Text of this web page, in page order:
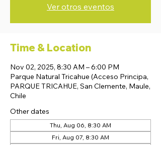
Ver otros eventos
Time & Location
Nov 02, 2025, 8:30 AM – 6:00 PM
Parque Natural Tricahue (Acceso Principa,
PARQUE TRICAHUE, San Clemente, Maule,
Chile
Other dates
Thu, Aug 06, 8:30 AM
Fri, Aug 07, 8:30 AM